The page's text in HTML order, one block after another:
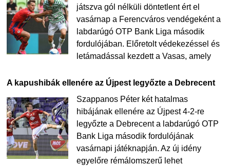
játszva gól nélküli döntetlent ért el
vasárnap a Ferencváros vendégeként a
labdarúgó OTP Bank Liga második
fordulójában. Előretolt védekezéssel és
letámadással kezdett a Vasas, amely
A kapushibák ellenére az Újpest legyőzte a Debrecent
Szappanos Péter két hatalmas
hibájának ellenére az Újpest 4-2-re
legyőzte a Debrecent a labdarúgó OTP
Bank Liga második fordulójának
vasárnapi játéknapján. Az új idény
egyelőre rémálomszerű lehet